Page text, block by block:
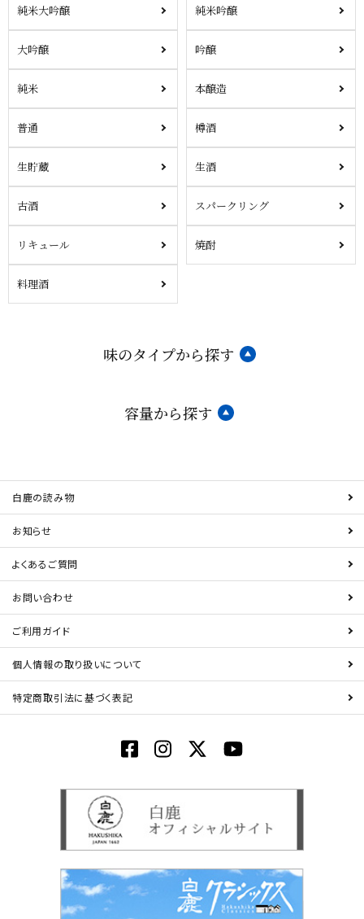
純米大吟醸 純米吟醸
大吟醸 吟醸
純米 本醸造
普通 樽酒
生貯蔵 生酒
古酒 スパークリング
リキュール 焼酎
料理酒
味のタイプから探す
容量から探す
白鹿の読み物
お知らせ
よくあるご質問
お問い合わせ
ご利用ガイド
個人情報の取り扱いについて
特定商取引法に基づく表記